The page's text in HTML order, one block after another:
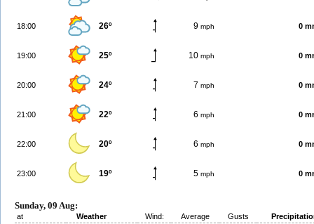
18:00 26º 9 mph 0
19:00 25º 10 mph 0
20:00 24º 7 mph 0
21:00 22º 6 mph 0
22:00 20º 6 mph 0
23:00 19º 5 mph 0
Sunday, 09 Aug:
at Weather Wind: Average Gusts